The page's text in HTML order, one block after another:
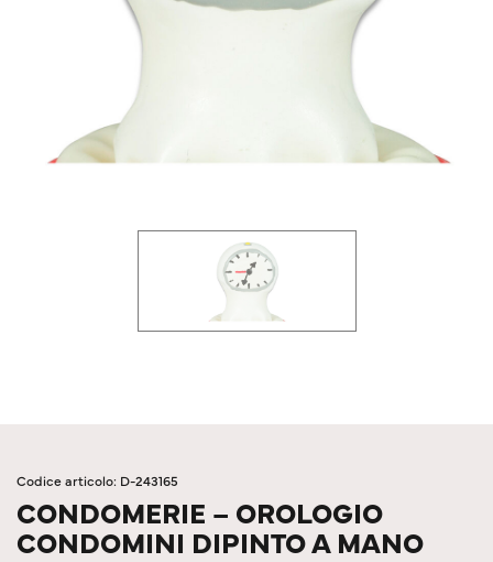
Codice articolo: D-243165
CONDOMERIE – OROLOGIO
CONDOMINI DIPINTO A MANO